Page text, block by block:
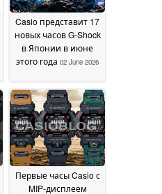
Casio представит 17
новых часов G-Shock
в Японии в июне
этого года 02 June 2026
Первые часы Casio с
MIP-дисплеем